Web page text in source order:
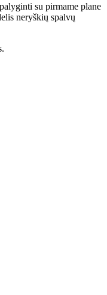
su pirmame plane
neryškių spalvų